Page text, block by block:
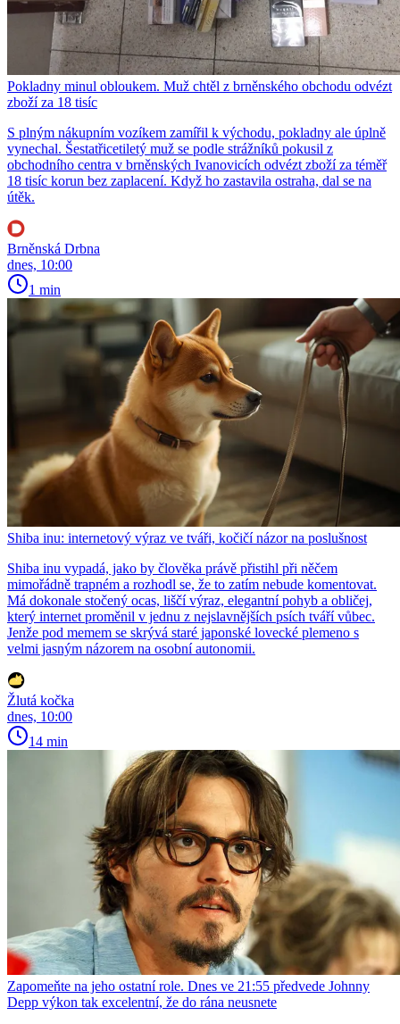
Pokladny minul obloukem. Muž chtěl z brněnského obchodu odvézt
zboží za 18 tisíc
S plným nákupním vozíkem zamířil k východu, pokladny ale úplně
vynechal. Šestatřicetiletý muž se podle strážníků pokusil z
obchodního centra v brněnských Ivanovicích odvézt zboží za téměř
18 tisíc korun bez zaplacení. Když ho zastavila ostraha, dal se na
útěk.
Brněnská Drbna
dnes, 10:00
1 min
Shiba inu: internetový výraz ve tváři, kočičí názor na poslušnost
Shiba inu vypadá, jako by člověka právě přistihl při něčem
mimořádně trapném a rozhodl se, že to zatím nebude komentovat.
Má dokonale stočený ocas, liščí výraz, elegantní pohyb a obličej,
který internet proměnil v jednu z nejslavnějších psích tváří vůbec.
Jenže pod memem se skrývá staré japonské lovecké plemeno s
velmi jasným názorem na osobní autonomii.
Žlutá kočka
dnes, 10:00
14 min
Zapomeňte na jeho ostatní role. Dnes ve 21:55 předvede Johnny
Depp výkon tak excelentní, že do rána neusnete